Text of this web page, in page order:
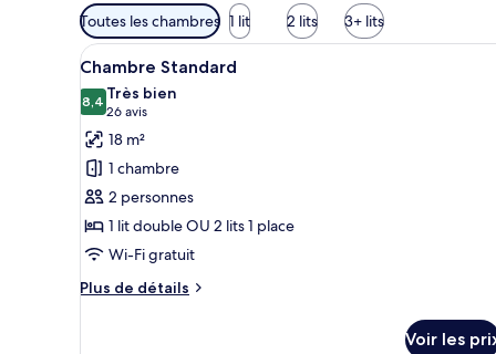
Filtres
disponibles
pour
les
chambres
Toutes les chambres 1 lit 2 lits 3+ lits
Afficher
toutes
les
photos
pour
ce
type
de
chambre :
Chambre
Une chambre d’hôtel avec
7
Chambre Standard
8,48,4 sur 10
Très bien
26 avis
(26 avis)
18 m²
1 chambre
2 personnes
1 lit double OU 2 lits 1 place
Wi-Fi gratuit
Plus de détails
Plus
Voir les